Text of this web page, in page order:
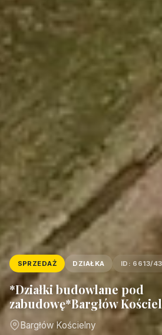
SPRZEDAŻ DZIAŁKA ID: 6613/
*Działki budowlane pod
zabudowę*Bargłów
Bargłów Kościelny